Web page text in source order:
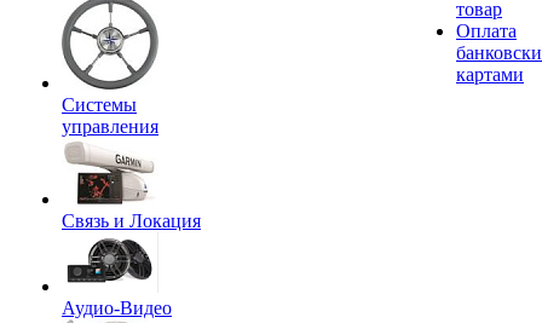
Системы
управления
Связь и Локация
Аудио-Видео
товар
Оплата
картами